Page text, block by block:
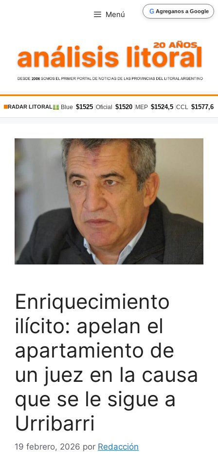
G Agreganos a Google
Menú
RADAR LITORAL Blue $1525 Oficial $1520 MEP $1524,5 CCL $1577,6
Enriquecimiento
ilícito: apelan el
apartamiento de
un juez en la causa
que se le sigue a
Urribarri
19 febrero, 2026 por Redacción